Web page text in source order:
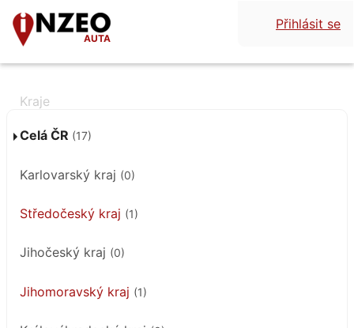
AUTA
Přihlásit se
Celá ČR (17)
Karlovarský kraj (0)
Středočeský kraj (1)
Jihočeský kraj (0)
Jihomoravský kraj (1)